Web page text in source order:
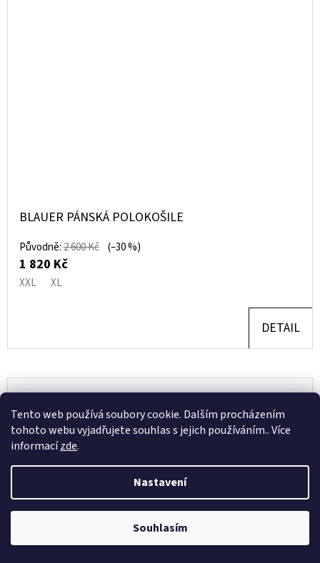
Tento web používá soubory cookie. Dalším procházením
tohoto webu vyjadřujete souhlas s jejich používáním.. Více
informacízde.
Nastavení
Souhlasím
BLAUER PÁNSKÁ POLOKOŠILE
Původně:2 600 Kč (–30 %)
1 820 Kč
XXL XL
DETAIL